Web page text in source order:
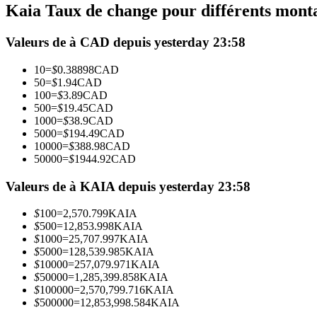
Futures utilisant l'USDC comme garantie
Copie de Trading
Rejoignez les meilleurs traders
Kaia Taux de change pour différents
Valeurs de à CAD depuis yesterday 23:58
10=$0.38898CAD
50=$1.94CAD
100=$3.89CAD
500=$19.45CAD
1000=$38.9CAD
5000=$194.49CAD
10000=$388.98CAD
50000=$1944.92CAD
Valeurs de à KAIA depuis yesterday 23:58
$100=2,570.799KAIA
$500=12,853.998KAIA
$1000=25,707.997KAIA
$5000=128,539.985KAIA
$10000=257,079.971KAIA
$50000=1,285,399.858KAIA
$100000=2,570,799.716KAIA
$500000=12,853,998.584KAIA